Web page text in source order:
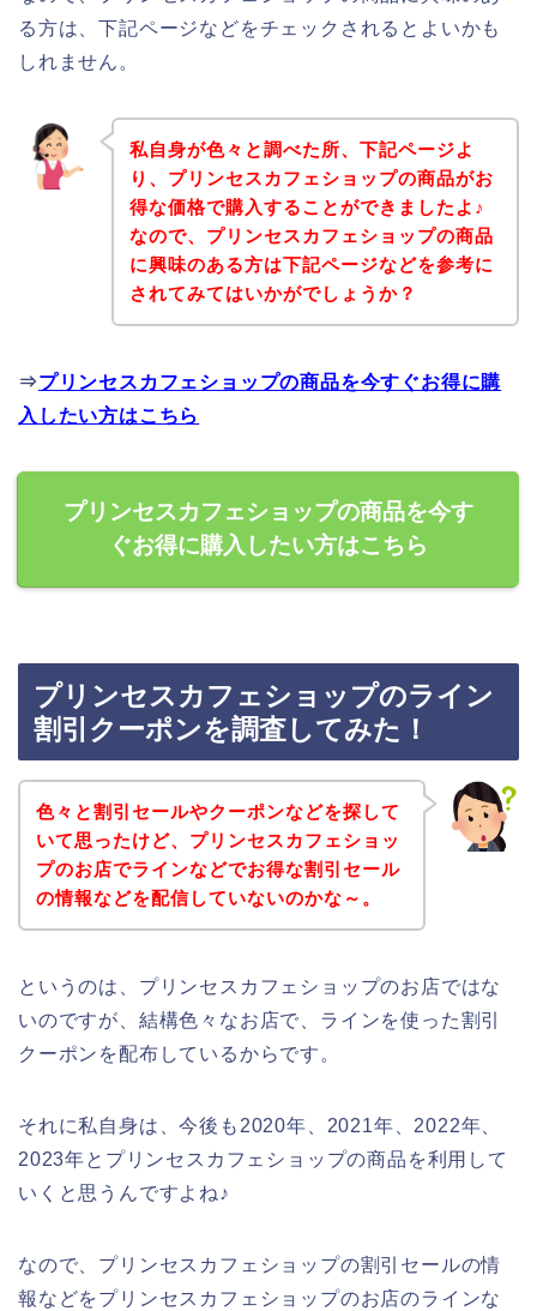
る方は、下記ページなどをチェックされるとよいかも
しれません。
私自身が色々と調べた所、下記ページよ
り、プリンセスカフェショップの商品がお
得な価格で購入することができましたよ♪
なので、プリンセスカフェショップの商品
に興味のある方は下記ページなどを参考に
されてみてはいかがでしょうか？
⇒プリンセスカフェショップの商品を今すぐお得に購
入したい方はこちら
プリンセスカフェショップの商品を今す
ぐお得に購入したい方はこちら
プリンセスカフェショップのライン
割引クーポンを調査してみた！
色々と割引セールやクーポンなどを探して
いて思ったけど、プリンセスカフェショッ
プのお店でラインなどでお得な割引セール
の情報などを配信していないのかな～。
というのは、プリンセスカフェショップのお店ではな
いのですが、結構色々なお店で、ラインを使った割引
クーポンを配布しているからです。
それに私自身は、今後も2020年、2021年、2022年、
2023年とプリンセスカフェショップの商品を利用して
いくと思うんですよね♪
なので、プリンセスカフェショップの割引セールの情
報などをプリンセスカフェショップのお店のラインな